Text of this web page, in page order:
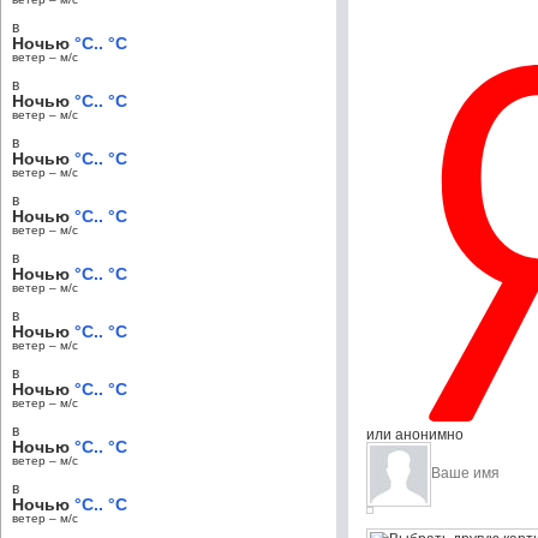
или анонимно
в
Ночью °C.. °C
ветер – м/c
в
Ночью °C.. °C
ветер – м/c
в
Ночью °C.. °C
ветер – м/c
в
Ночью °C.. °C
ветер – м/c
в
Ночью °C.. °C
ветер – м/c
в
Ночью °C.. °C
ветер – м/c
в
Ночью °C.. °C
ветер – м/c
в
Ночью °C.. °C
ветер – м/c
в
Ночью °C.. °C
ветер – м/c